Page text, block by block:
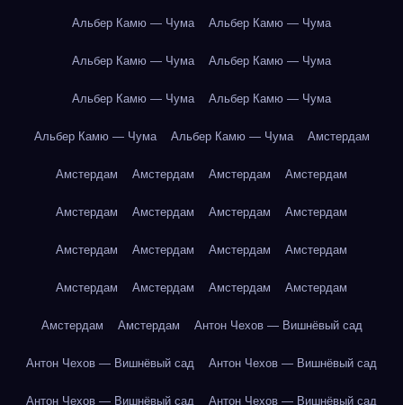
Альбер Камю — Чума Альбер Камю — Чума
Альбер Камю — Чума Альбер Камю — Чума
Альбер Камю — Чума Альбер Камю — Чума
Альбер Камю — Чума Альбер Камю — Чума Амстердам
Амстердам Амстердам Амстердам Амстердам
Амстердам Амстердам Амстердам Амстердам
Амстердам Амстердам Амстердам Амстердам
Амстердам Амстердам Амстердам Амстердам
Амстердам Амстердам Антон Чехов — Вишнёвый сад
Антон Чехов — Вишнёвый сад Антон Чехов — Вишнёвый сад
Антон Чехов — Вишнёвый сад Антон Чехов — Вишнёвый сад